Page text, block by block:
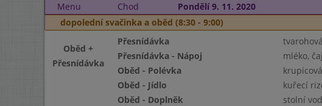
Menu
Chod Pondělí 9. 11. 2020
dopolední svačinka a oběd (8:30 - 9:00)
Oběd +
Přesnídávka
Přesnídávka
Přesnídávka - Nápoj
mléko, čaj
Oběd - Polévka
Oběd - Jídlo
kuřecí
Oběd - Doplněk
stolní